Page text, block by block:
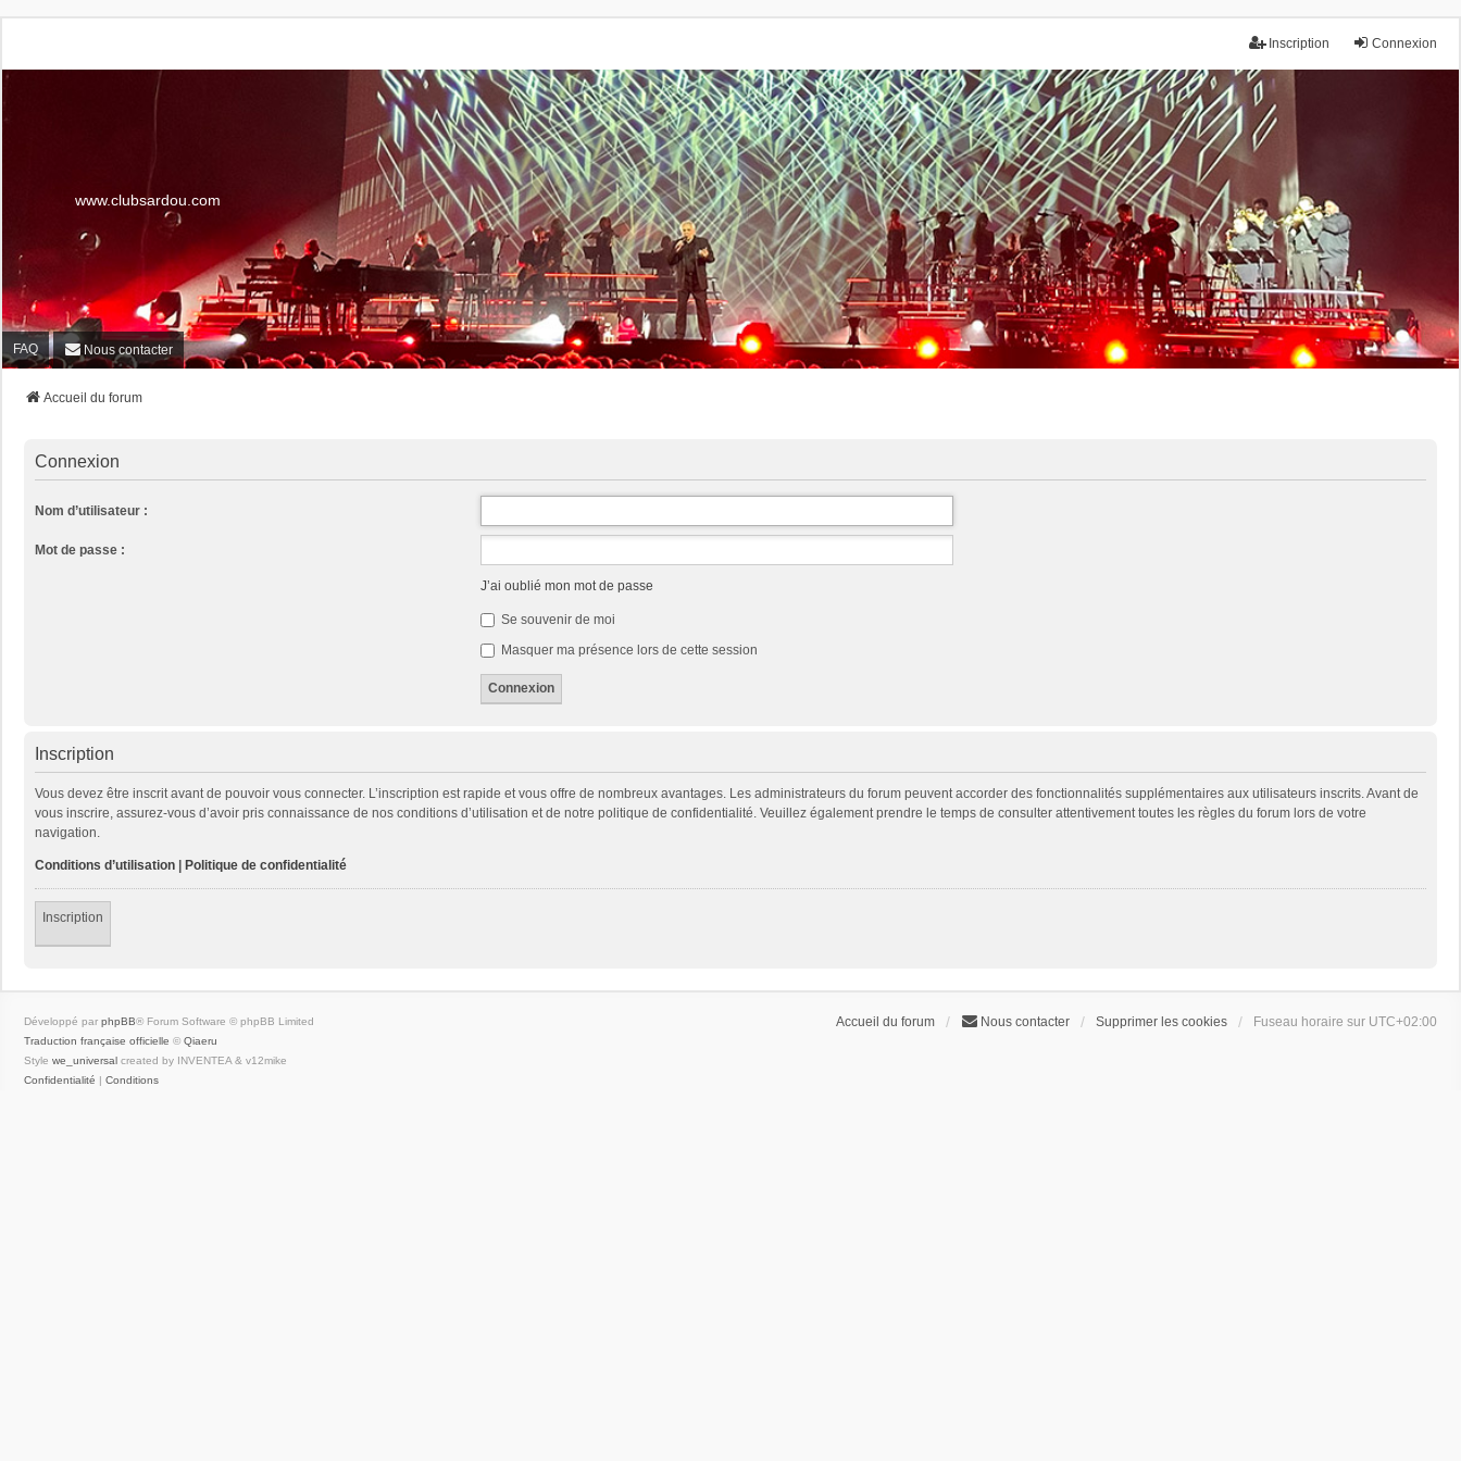
Connexion
Inscription
www.clubsardou.com
FAQ Nous contacter
Accueil du forum
Connexion
Nom d’utilisateur :
Mot de passe :
J’ai oublié mon mot de passe
Se souvenir de moi
Masquer ma présence lors de cette session
Inscription
Vous devez être inscrit avant de pouvoir vous connecter. L’inscription est rapide et vous offre de nombreux avantages. Les administrateurs du forum peuvent accorder des fonctionnalités supplémentaires aux utilisateurs inscrits. Avant de
vous inscrire, assurez-vous d’avoir pris connaissance de nos conditions d’utilisation et de notre politique de confidentialité. Veuillez également prendre le temps de consulter attentivement toutes les règles du forum lors de votre
navigation.
Conditions d’utilisation | Politique de confidentialité
Inscription
Accueil du forum Nous contacter Supprimer les cookies Fuseau horaire sur UTC+02:00
Développé par phpBB® Forum Software © phpBB Limited
Traduction française officielle © Qiaeru
Style we_universal created by INVENTEA & v12mike
Confidentialité | Conditions